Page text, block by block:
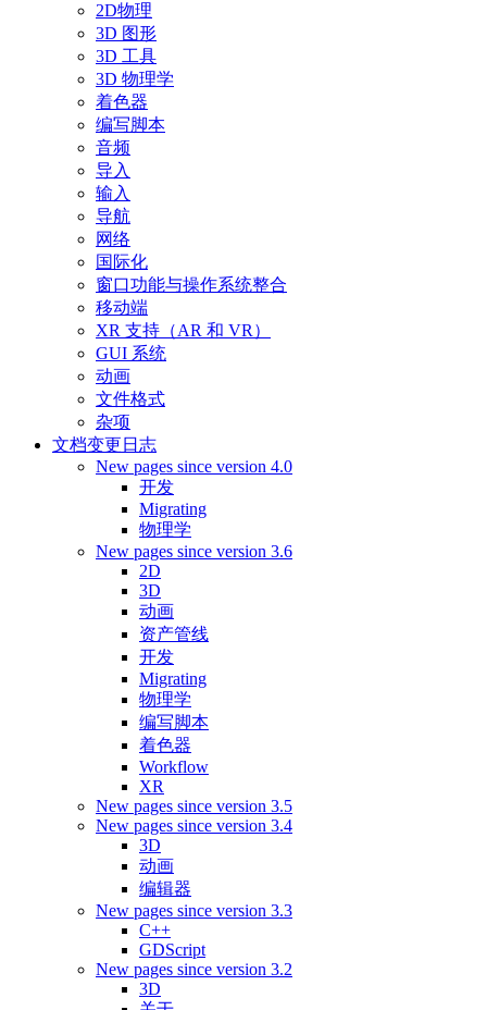
2D物理
3D 图形
3D 工具
3D 物理学
着色器
编写脚本
音频
导入
输入
导航
网络
国际化
窗口功能与操作系统整合
移动端
XR 支持（AR 和 VR）
GUI 系统
动画
文件格式
杂项
文档变更日志
New pages since version 4.0
开发
Migrating
物理学
New pages since version 3.6
2D
3D
动画
资产管线
开发
Migrating
物理学
编写脚本
着色器
Workflow
XR
New pages since version 3.5
New pages since version 3.4
3D
动画
编辑器
New pages since version 3.3
C++
GDScript
New pages since version 3.2
3D